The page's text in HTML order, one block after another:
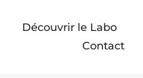
Découvrir le Labo
Contact